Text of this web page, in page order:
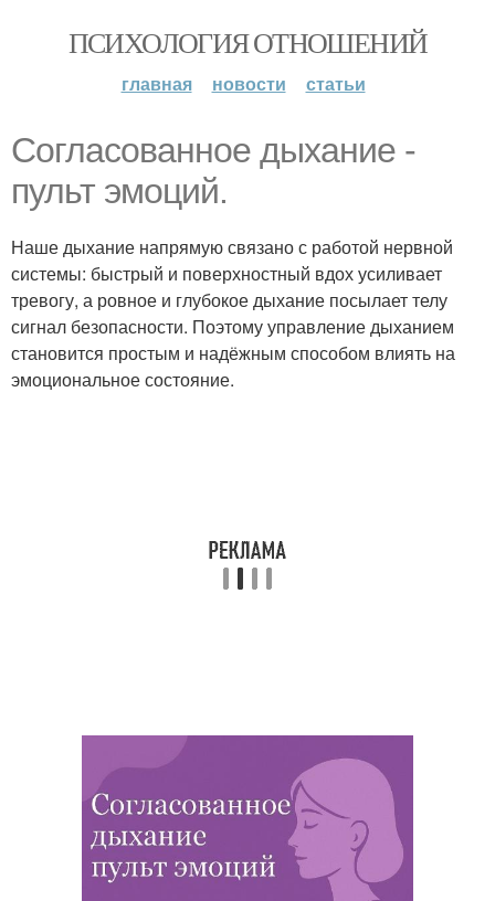
ПСИХОЛОГИЯ ОТНОШЕНИЙ
главная новости статьи
Согласованное дыхание -
пульт эмоций.
Наше дыхание напрямую связано с работой нервной
системы: быстрый и поверхностный вдох усиливает
тревогу, а ровное и глубокое дыхание посылает телу
сигнал безопасности. Поэтому управление дыханием
становится простым и надёжным способом влиять на
эмоциональное состояние.